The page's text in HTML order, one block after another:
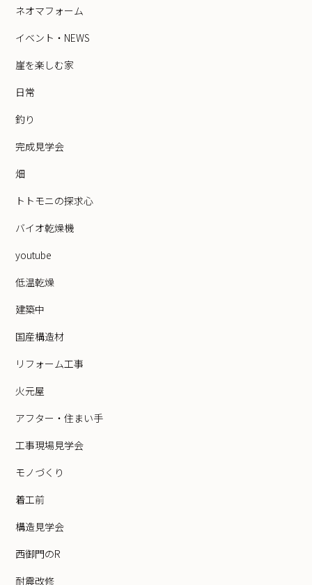
ネオマフォーム
イベント・NEWS
崖を楽しむ家
日常
釣り
完成見学会
畑
トトモニの探求心
バイオ乾燥機
youtube
低温乾燥
建築中
国産構造材
リフォーム工事
火元屋
アフター・住まい手
工事現場見学会
モノづくり
着工前
構造見学会
西御門のR
耐震改修